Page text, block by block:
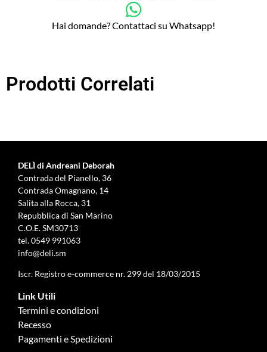
Hai domande? Contattaci su Whatsapp!
Prodotti Correlati
DELÌ di Andreani Deborah
Contrada del Pianello, 36
Contrada Omagnano, 14
Salita alla Rocca, 31
Repubblica di San Marino
C.O.E. SM30713
tel.0549 991063
info@deli.sm
Iscr. Registro e-commerce nr. 299 del 18/03/2015
Link Utili
Termini e condizioni
Recesso
Pagamenti e Spedizioni